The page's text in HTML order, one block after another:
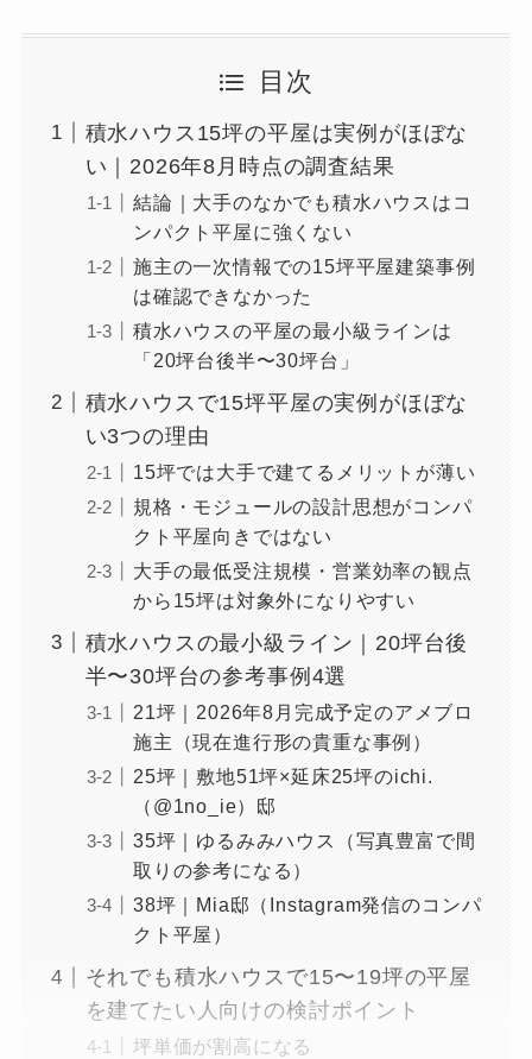
目次
積水ハウス15坪の平屋は実例がほぼな
い｜2026年8月時点の調査結果
結論｜大手のなかでも積水ハウスはコ
ンパクト平屋に強くない
施主の一次情報での15坪平屋建築事例
は確認できなかった
積水ハウスの平屋の最小級ラインは
「20坪台後半〜30坪台」
積水ハウスで15坪平屋の実例がほぼな
い3つの理由
15坪では大手で建てるメリットが薄い
規格・モジュールの設計思想がコンパ
クト平屋向きではない
大手の最低受注規模・営業効率の観点
から15坪は対象外になりやすい
積水ハウスの最小級ライン｜20坪台後
半〜30坪台の参考事例4選
21坪｜2026年8月完成予定のアメブロ
施主（現在進行形の貴重な事例）
25坪｜敷地51坪×延床25坪のichi.
（@1no_ie）邸
35坪｜ゆるみみハウス（写真豊富で間
取りの参考になる）
38坪｜Mia邸（Instagram発信のコンパ
クト平屋）
それでも積水ハウスで15〜19坪の平屋
を建てたい人向けの検討ポイント
坪単価が割高になる